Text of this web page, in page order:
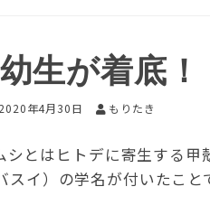
生が着底！
2020年4月30日 もりたき
とはヒトデに寄生する甲
イ）の学名が付いたこと